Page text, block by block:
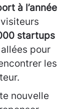
à l’année
startups
pour
les
nouvelle